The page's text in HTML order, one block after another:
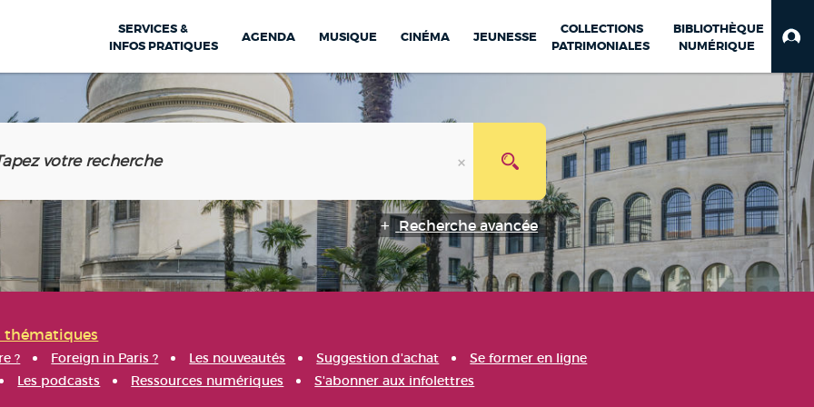
SERVICES &
INFOS PRATIQUES
AGENDA MUSIQUE CINÉMA JEUNESSE
COLLECTIONS
PATRIMONIALES
BIBLIOTHÈQUE
NUMÉRIQUE
Recherche avancée
thématiques
? Foreign in Paris ? Les nouveautés Suggestion d'achat
Se former en ligne
Les podcasts Ressources numériques S'abonner aux infolettres